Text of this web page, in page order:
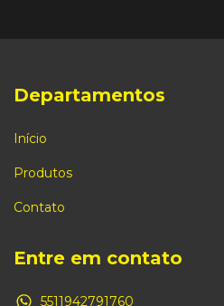
Departamentos
Início
Produtos
Contato
Entre em contato
5511942791760